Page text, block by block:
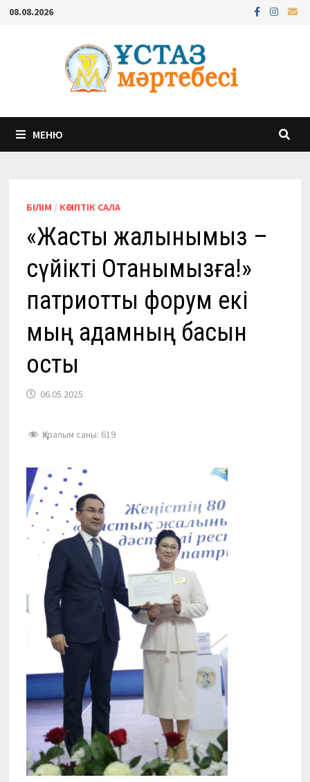
Перейти
содержимому
08.08.2026
МЕНЮ
БІЛІМ / КӘСІПТІК САЛА
«Жастық жалынымыз –
сүйікті Отанымызға!»
патриоттық форум екі
мың адамның басын
қосты
06.05.2025
Қаралым саны: 619